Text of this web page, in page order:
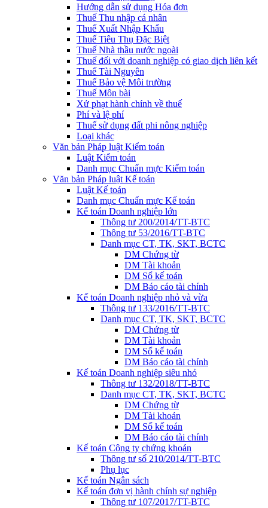
Hướng dẫn sử dụng Hóa đơn
Thuế Thu nhập cá nhân
Thuế Xuất Nhập Khẩu
Thuế Tiêu Thụ Đặc Biệt
Thuế Nhà thầu nước ngoài
Thuế đối với doanh nghiệp có giao dịch liên kết
Thuế Tài Nguyên
Thuế Bảo vệ Môi trường
Thuế Môn bài
Xử phạt hành chính về thuế
Phí và lệ phí
Thuế sử dụng đất phi nông nghiệp
Loại khác
Văn bản Pháp luật Kiểm toán
Luật Kiểm toán
Danh mục Chuẩn mực Kiểm toán
Văn bản Pháp luật Kế toán
Luật Kế toán
Danh mục Chuẩn mực Kế toán
Kế toán Doanh nghiệp lớn
Thông tư 200/2014/TT-BTC
Thông tư 53/2016/TT-BTC
Danh mục CT, TK, SKT, BCTC
DM Chứng từ
DM Tài khoản
DM Sổ kế toán
DM Báo cáo tài chính
Kế toán Doanh nghiệp nhỏ và vừa
Thông tư 133/2016/TT-BTC
Danh mục CT, TK, SKT, BCTC
DM Chứng từ
DM Tài khoản
DM Sổ kế toán
DM Báo cáo tài chính
Kế toán Doanh nghiệp siêu nhỏ
Thông tư 132/2018/TT-BTC
Danh mục CT, TK, SKT, BCTC
DM Chứng từ
DM Tài khoản
DM Sổ kế toán
DM Báo cáo tài chính
Kế toán Công ty chứng khoán
Thông tư số 210/2014/TT-BTC
Phụ lục
Kế toán Ngân sách
Kế toán đơn vị hành chính sự nghiệp
Thông tư 107/2017/TT-BTC